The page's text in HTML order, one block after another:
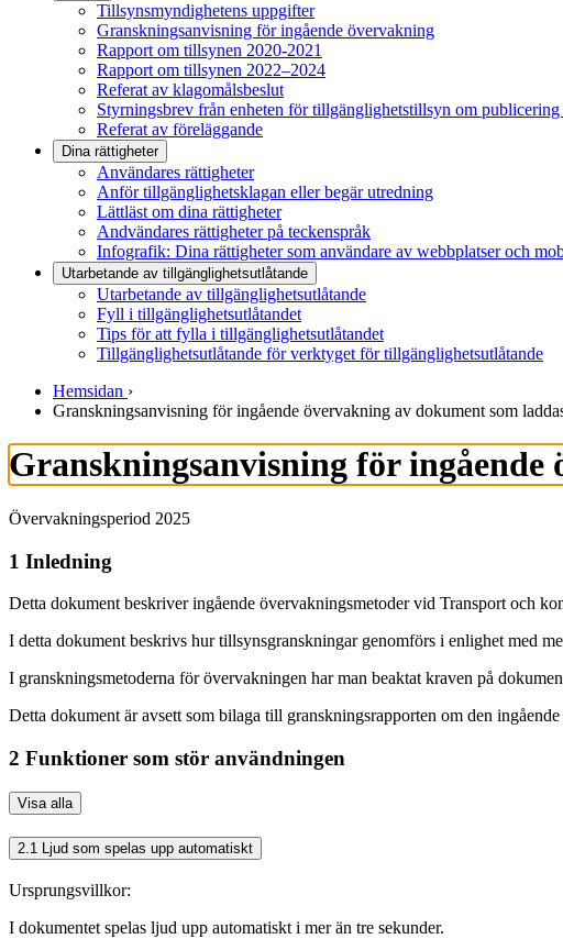
Tillsynsmyndighetens uppgifter
Granskningsanvisning för ingående övervakning
Rapport om tillsynen 2020-2021
Rapport om tillsynen 2022–2024
Referat av klagomålsbeslut
Styrningsbrev från enheten för tillgänglighetstillsyn om
Referat av föreläggande
Dina rättigheter
Användares rättigheter
Anför tillgänglighetsklagan eller begär utredning
Lättläst om dina rättigheter
Andvändares rättigheter på teckenspråk
Infografik: Dina rättigheter som användare av webbplatser och
Utarbetande av tillgänglighets­utlåtande
Utarbetande av tillgänglighetsutlåtande
Fyll i tillgänglighetsutlåtandet
Tips för att fylla i tillgänglighetsutlåtandet
Tillgänglighetsutlåtande för verktyget för tillgänglighetsutlåtande
Hemsidan ›
Granskningsanvisning för ingående övervakning av dokument som
Granskningsanvisning för
Övervakningsperiod 2025
1 Inledning
Detta dokument beskriver ingående övervakningsmetoder vid Transport och
I detta dokument beskrivs hur tillsynsgranskningar genomförs i enlighet med
I granskningsmetoderna för övervakningen har man beaktat kraven på
Detta dokument är avsett som bilaga till granskningsrapporten om den
2 Funktioner som stör användningen
Visa alla
2.1 Ljud som spelas upp automatiskt
Ursprungsvillkor:
I dokumentet spelas ljud upp automatiskt i mer än tre sekunder.